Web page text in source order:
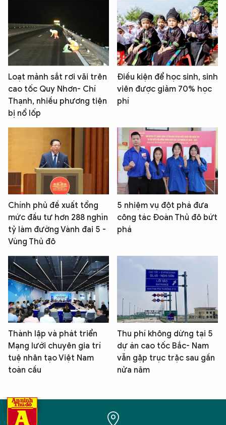
Loạt mảnh sắt rơi vãi trên
cao tốc Quy Nhơn- Chí
Thạnh, nhiều phương tiện
bị nổ lốp
Điều kiện để học sinh, sinh
viên được giảm 70% học
phí
Chính phủ đề xuất tổng
mức đầu tư hơn 288 nghìn
tỷ làm đường Vành đai 5 -
Vùng Thủ đô
5 nhiệm vụ đột phá đưa
công tác Đoàn Thủ đô bứt
phá
Thành lập và phát triển
Mạng lưới chuyên gia trí
tuệ nhân tạo Việt Nam
toàn cầu
Thu phí không dừng tại 5
dự án cao tốc Bắc- Nam
vẫn gặp trục trặc sau gần
nửa năm